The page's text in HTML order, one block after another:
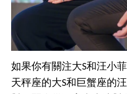
如果你有關注大S和汪小
天秤座的大S和巨蟹座的